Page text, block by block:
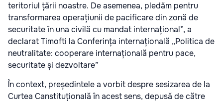
teritoriul țării noastre. De asemenea, pledăm pentru
transformarea operațiunii de pacificare din zonă de
securitate în una civilă cu mandat internațional”, a
declarat Timofti la Conferința internațională „Politica de
neutralitate: cooperare internațională pentru pace,
securitate și dezvoltare”
În context, președintele a vorbit despre sesizarea de la
Curtea Canstituțională în acest sens, depusă de către